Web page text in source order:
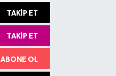
TAKIP ET
TAKIP ET
ABONE OL